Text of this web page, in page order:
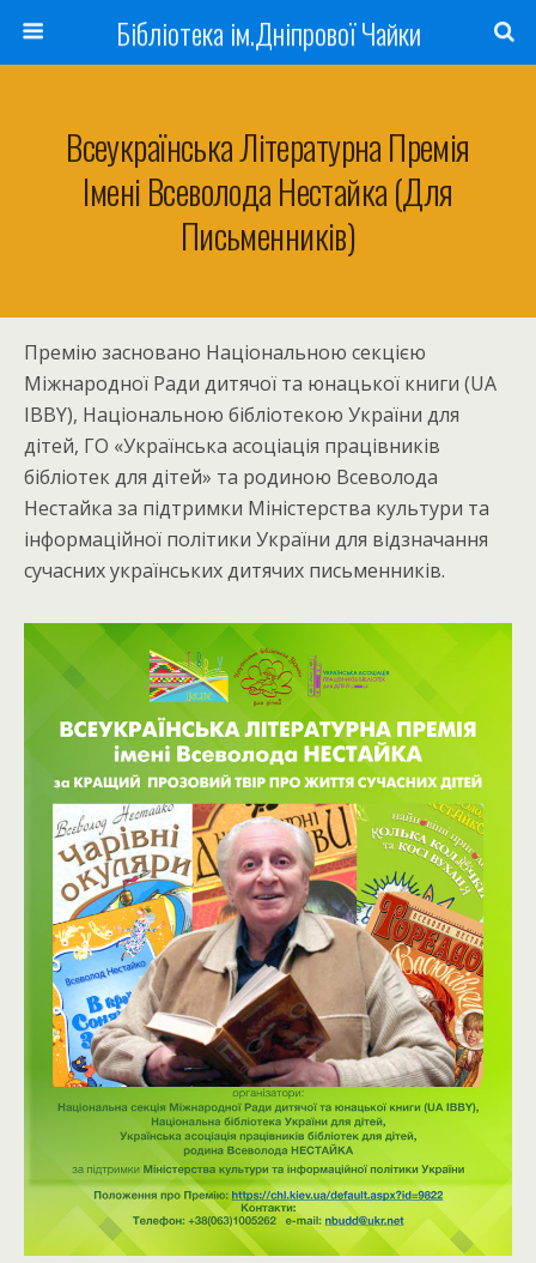
Бібліотека ім.Дніпрової Чайки
Всеукраїнська Літературна Премія
Імені Всеволода Нестайка (для
Письменників)
Премію засновано Національною секцією
Міжнародної Ради дитячої та юнацької книги (UA
IBBY), Національною бібліотекою України для
дітей, ГО «Українська асоціація працівників
бібліотек для дітей» та родиною Всеволода
Нестайка за підтримки Міністерства культури та
інформаційної політики України для відзначання
сучасних українських дитячих письменників.